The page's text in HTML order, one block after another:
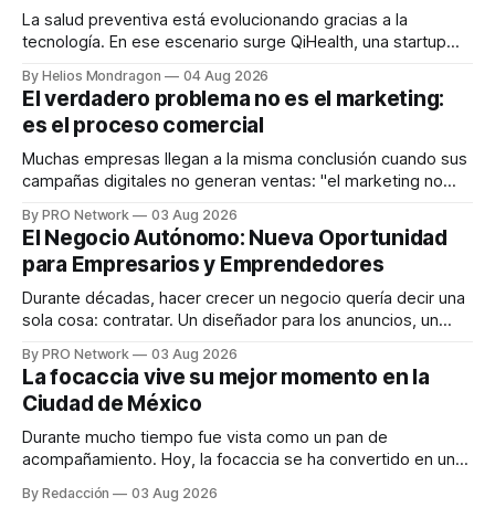
La salud preventiva está evolucionando gracias a la
tecnología. En ese escenario surge QiHealth, una startup
dispositivos inteligentes, inteligencia artificial y monitoreo
en tiempo real para ayudar a las personas a tomar mejores
decisiones sobre su salud metabólica. Su propuesta busca
responder
By Helios Mondragon 04 Aug 2026
El verdadero problema no es el marketing:
es el proceso comercial
Muchas empresas llegan a la misma conclusión cuando sus
campañas digitales no generan ventas: "el marketing no
INTERIUS, el problema suele estar en otro lugar. Durante
una entrevista para el podcast SER PRO, el especialista en
marketing digital explicó que
By PRO Network 03 Aug 2026
El Negocio Autónomo: Nueva Oportunidad
para Empresarios y Emprendedores
Durante décadas, hacer crecer un negocio quería decir una
sola cosa: contratar. Un diseñador para los anuncios, un
para los textos, alguien que supiera de publicidad digital
para encontrar prospectos, un vendedor para atender
llamadas y mensajes, y —con suerte— una persona
By PRO Network 03 Aug 2026
La focaccia vive su mejor momento en la
Ciudad de México
Durante mucho tiempo fue vista como un pan de
acompañamiento. Hoy, la focaccia se ha convertido en uno
artesanal, ingredientes de calidad y experiencias que
By Redacción 03 Aug 2026